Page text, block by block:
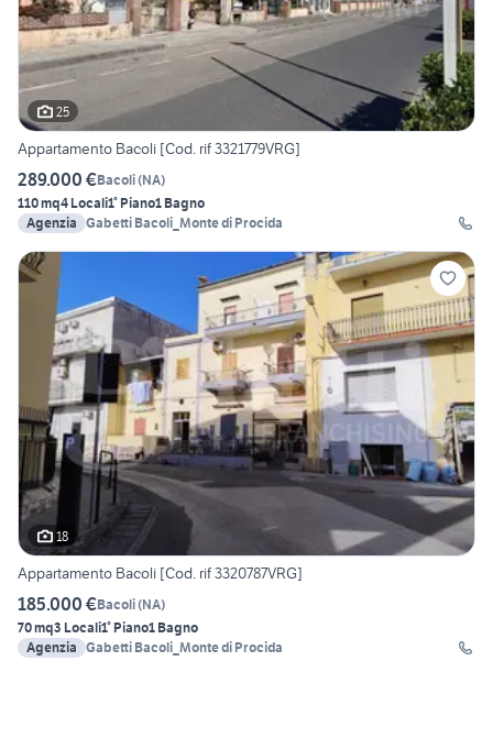
25
Appartamento Bacoli [Cod. rif 3321779VRG]
289.000 €Bacoli(NA)
110 mq4 Locali1° Piano1 Bagno
Agenzia Gabetti Bacoli_Monte di Procida
18
Appartamento Bacoli [Cod. rif 3320787VRG]
185.000 €Bacoli(NA)
70 mq3 Locali1° Piano1 Bagno
Agenzia Gabetti Bacoli_Monte di Procida